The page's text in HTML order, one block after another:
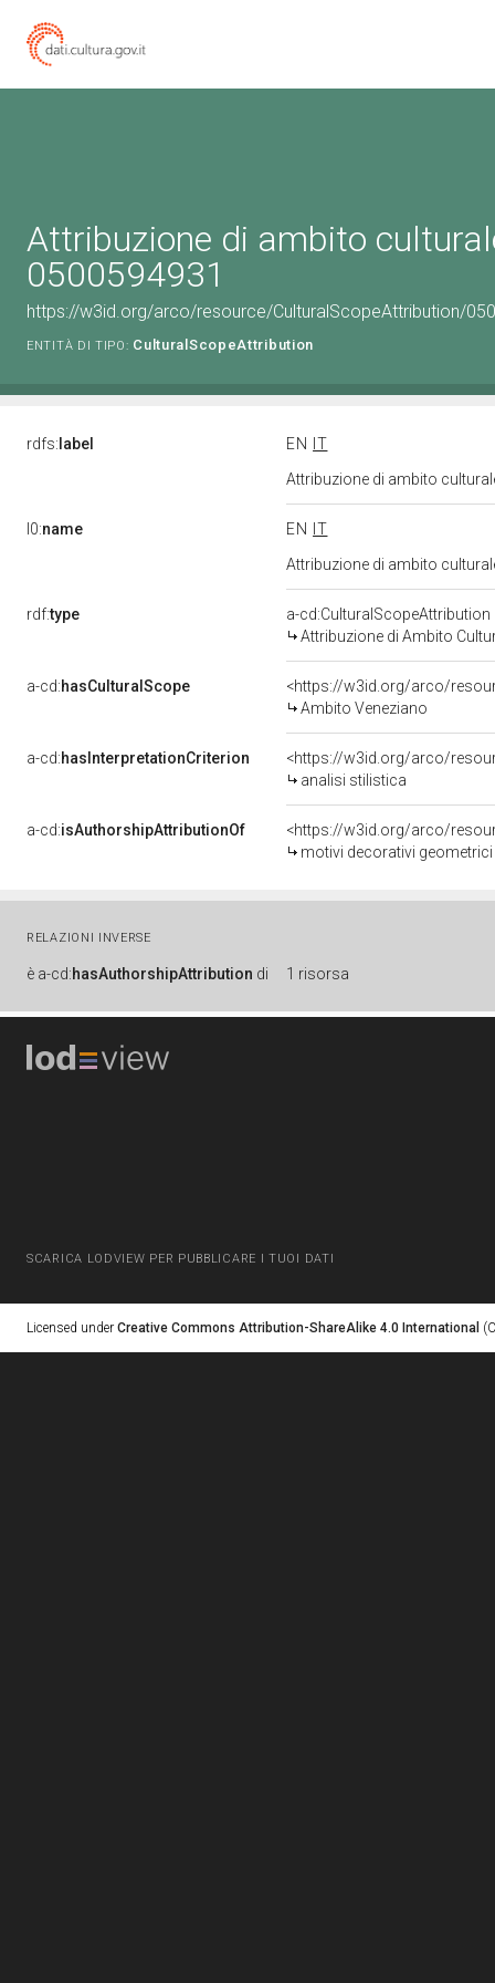
Attribuzione di ambito
0500594931
https://w3id.org/arco/resource/CulturalScopeAttribution/
ENTITÀ DI TIPO: CulturalScopeAttribution
rdfs: label EN
IT
Attribuzione di ambito
l0:name EN
IT
Attribuzione di ambito
rdf:type
a-cd:CulturalScopeAttribution
Attribuzione di Ambito
a-cd:hasCulturalScope
<https://w3id.org/arco/
Ambito Veneziano
a-cd:hasInterpretationCriterion
<https://w3id.org/arco/
analisi stilistica
a-cd:isAuthorshipAttributionOf
<https://w3id.org/arco/
motivi decorativi
RELAZIONI INVERSE
è a-cd:hasAuthorshipAttribution di 1 risorsa
SCARICA LODVIEW PER PUBBLICARE I TUOI DATI
Licensed under Creative Commons Attribution-ShareAlike 4.0 International